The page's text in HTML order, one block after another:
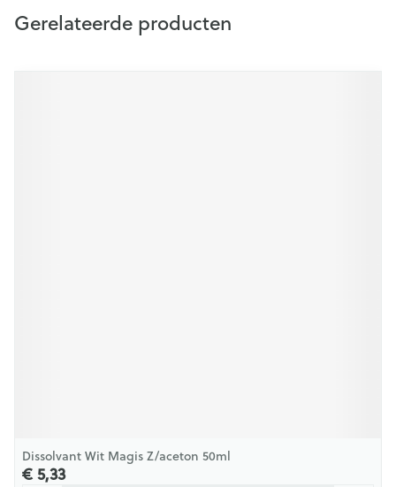
Gerelateerde producten
Dissolvant Wit Magis Z/aceton 50ml
€ 5,33